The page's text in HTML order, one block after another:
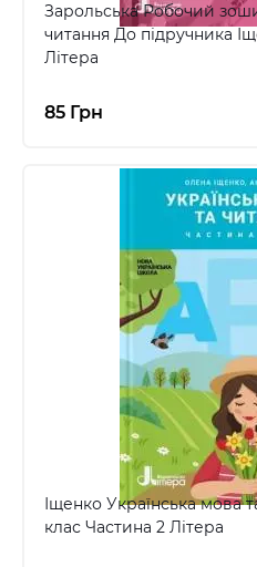
Зарольська Робочий
читання До підручника
Літера
85 Грн
Іщенко Українська мова
клас Частина 2 Літера